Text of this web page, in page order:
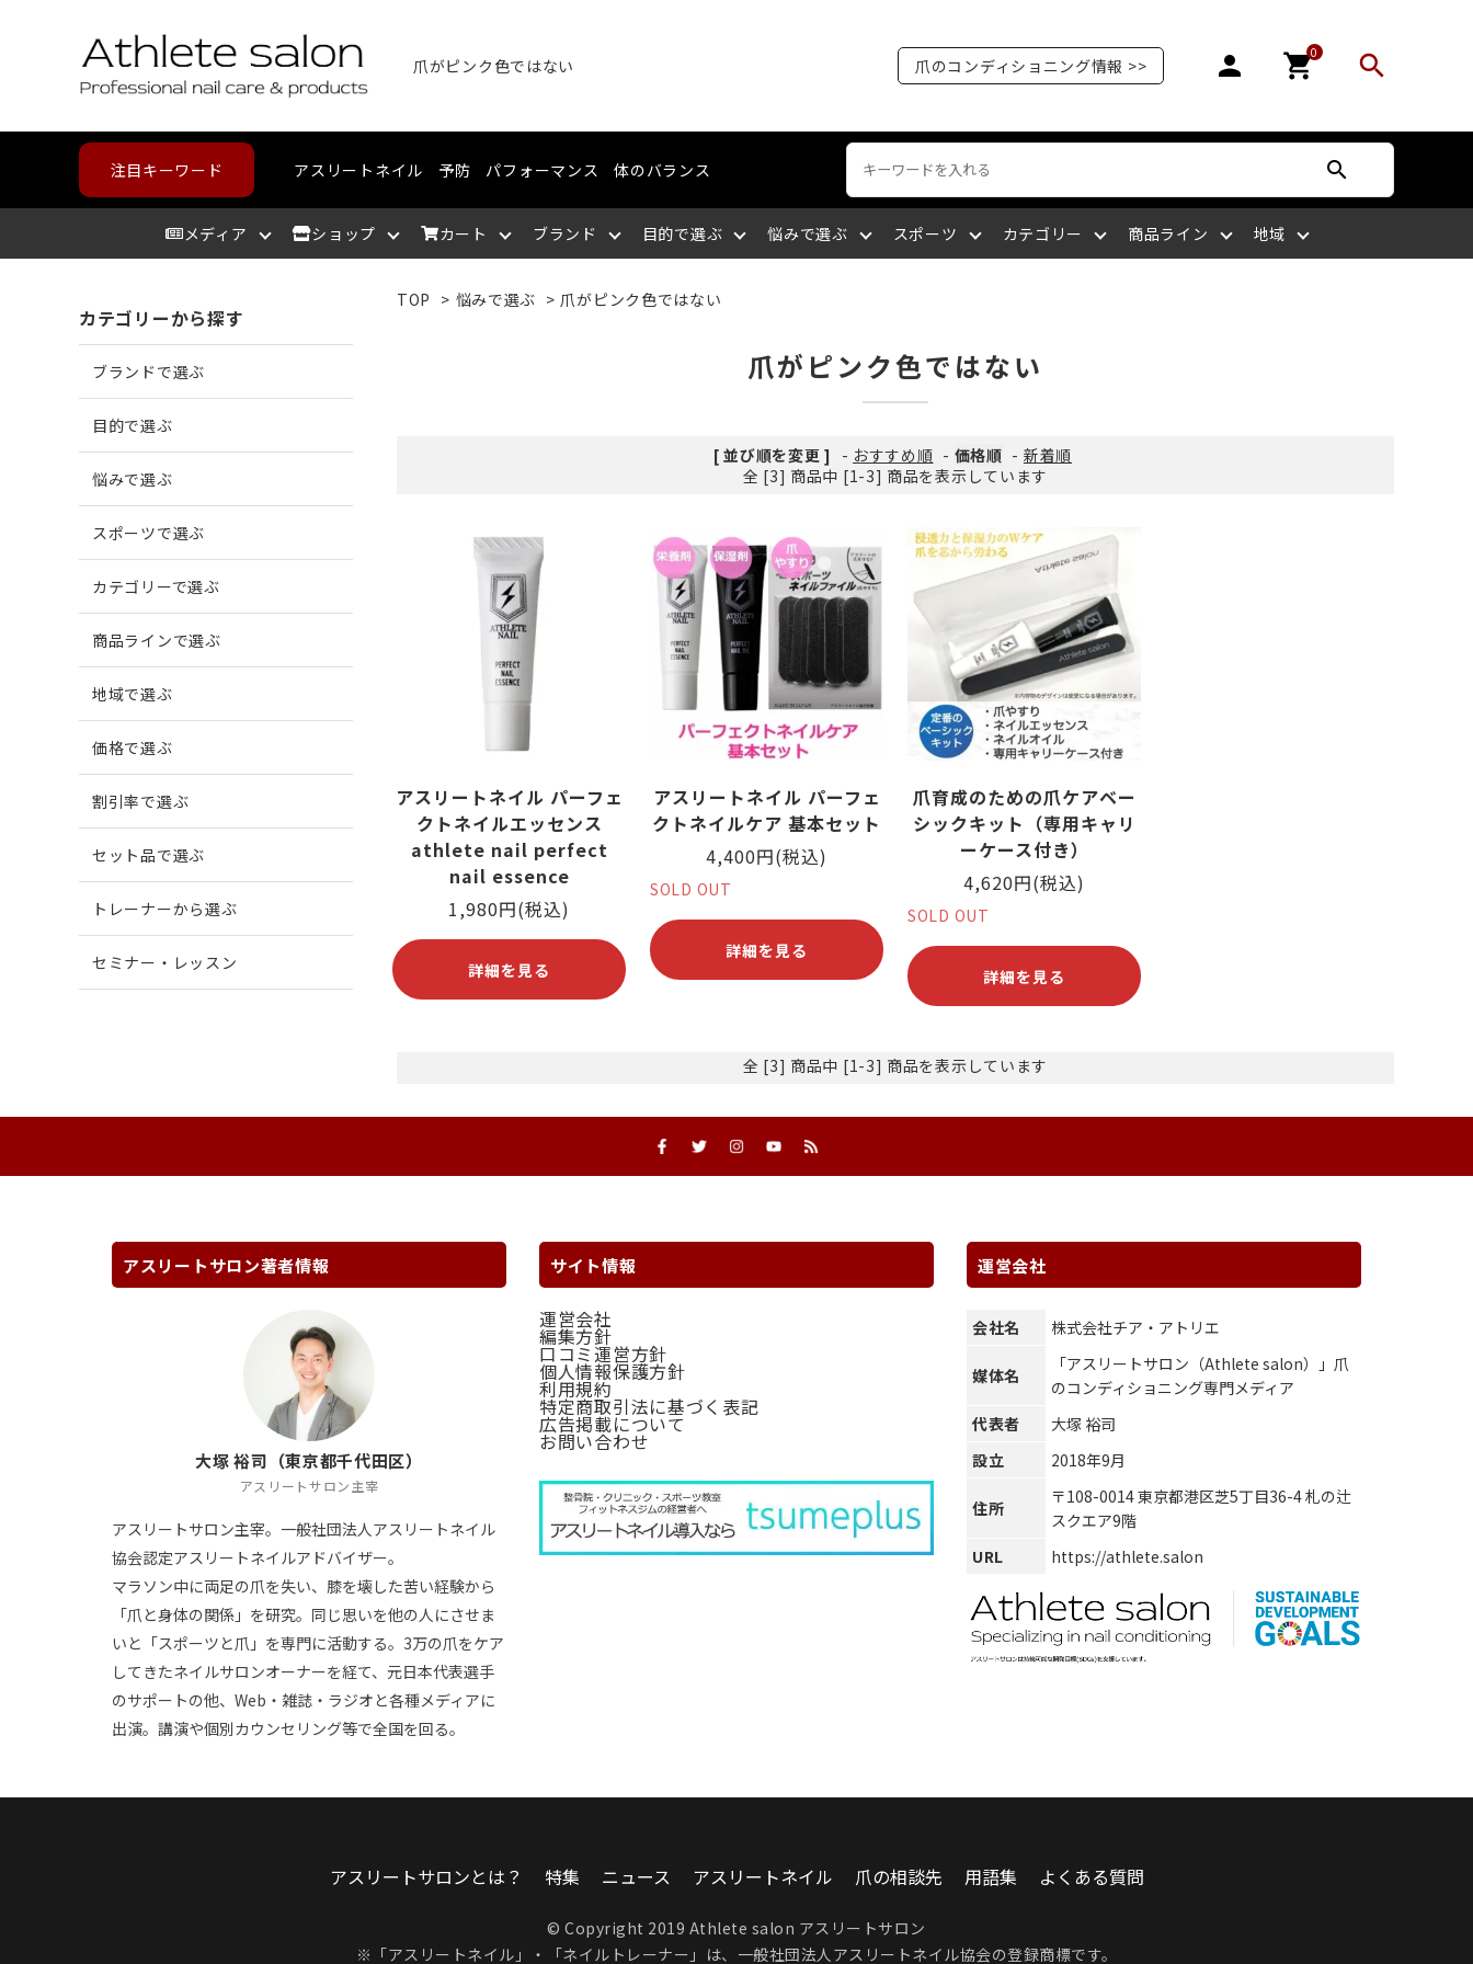
爪がピンク色ではない 爪のコンディショニング情報 >> person 0
shopping_cart search
注目キーワード アスリートネイル 予防 パフォーマンス 体のバランス search
メディア ショップ カート ブランド
アスリートサロン
目的で選ぶ
爪を洗う
爪を保湿する 爪について知る
角質を取り除く 筋肉の疲れを取る
悩みで選ぶ
爪が割れる
爪が薄い 爪を大きくしたい
二枚爪になっている 深爪になっている
爪がでこぼこする 爪に縦筋がある 爪が緑色になっている ささくれがある
爪が白い斑がある
スポーツ
野球・高校野球
バスケットボール バドミントン
ボルダリング 空手
柔道 ボウリング ヨガ・ピラティス その他スポーツ
カテゴリー
ハンドケア
爪の補強・補修
商品ライン
スポーツメディカルライン
地域
北海道
中部
TOP > 悩みで選ぶ > 爪がピンク色ではない
爪がピンク色ではない
[ 並び順を変更 ] - おすすめ順 - 価格順 - 新着順
全 [3] 商品中 [1-3] 商品を表示しています
アスリートネイル パーフェ
クトネイルエッセンス
athlete nail perfect
nail essence
1,980円(税込)
詳細を見る
アスリートネイル パーフェ
クトネイルケア 基本セット
4,400円(税込)
SOLD OUT
詳細を見る
爪育成のための爪ケアベー
シックキット（専用キャリ
ーケース付き）
4,620円(税込)
SOLD OUT
詳細を見る
全 [3] 商品中 [1-3] 商品を表示しています
カテゴリーから探す
ブランドで選ぶ
目的で選ぶ
悩みで選ぶ
スポーツで選ぶ
カテゴリーで選ぶ
商品ラインで選ぶ
地域で選ぶ
価格で選ぶ
割引率で選ぶ
セット品で選ぶ
トレーナーから選ぶ
セミナー・レッスン
アスリートサロン著者情報
大塚 裕司（東京都千代田区）
アスリートサロン主宰
アスリートサロン主宰。一般社団法人アスリートネイル
協会認定アスリートネイルアドバイザー。
マラソン中に両足の爪を失い、膝を壊した苦い経験から
「爪と身体の関係」を研究。同じ思いを他の人にさせま
いと「スポーツと爪」を専門に活動する。3万の爪をケア
してきたネイルサロンオーナーを経て、元日本代表選手
のサポートの他、Web・雑誌・ラジオと各種メディアに
出演。講演や個別カウンセリング等で全国を回る。
サイト情報
運営会社
編集方針
口コミ運営方針
個人情報保護方針
利用規約
特定商取引法に基づく表記
広告掲載について
お問い合わせ
運営会社
会社名 株式会社チア・アトリエ
媒体名
「アスリートサロン（Athlete salon）」爪
のコンディショニング専門メディア
代表者
大塚 裕司
設立
2018年9月
住所
〒108-0014 東京都港区芝5丁目36-4 札の辻
スクエア9階
URL
https://athlete.salon
アスリートサロンとは？ 特集 ニュース アスリートネイル 爪の相談先 用語集 よくある質問
© Copyright 2019 Athlete salon アスリートサロン
※「アスリートネイル」・「ネイルトレーナー」は、 一般社団法人アスリートネイル協会の登録商標です。